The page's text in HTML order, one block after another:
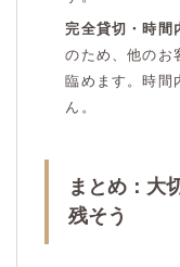
完全貸切・時間
のため、他のお
臨めます。時間
ん。
まとめ：大
残そう